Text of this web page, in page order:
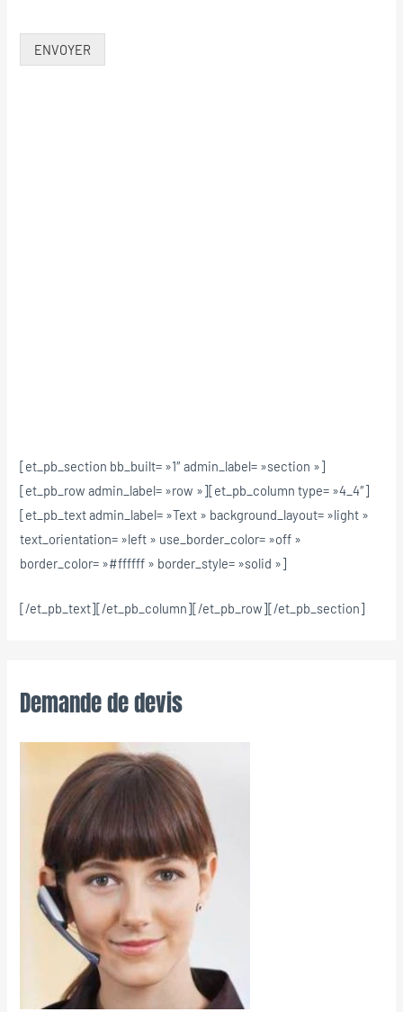
ENVOYER
[et_pb_section bb_built= »1″ admin_label= »section »]
[et_pb_row admin_label= »row »][et_pb_column type= »4_4″]
[et_pb_text admin_label= »Text » background_layout= »light »
text_orientation= »left » use_border_color= »off »
border_color= »#ffffff » border_style= »solid »]
[/et_pb_text][/et_pb_column][/et_pb_row][/et_pb_section]
Demande de devis